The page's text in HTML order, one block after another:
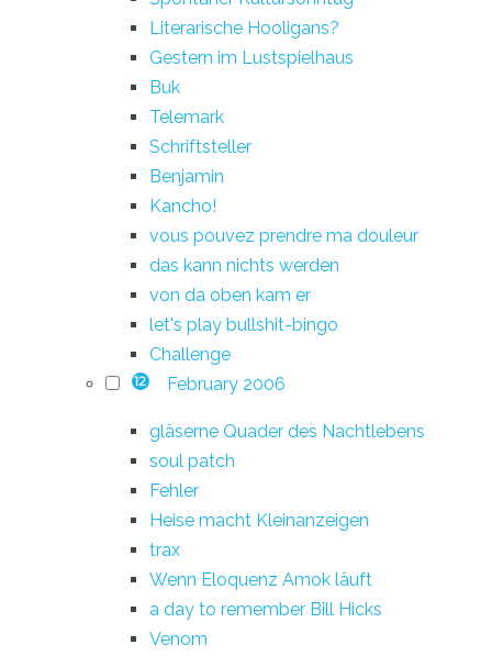
Literarische Hooligans?
Gestern im Lustspielhaus
Buk
Telemark
Schriftsteller
Benjamin
Kancho!
vous pouvez prendre ma douleur
das kann nichts werden
von da oben kam er
let's play bullshit-bingo
Challenge
12 February 2006
gläserne Quader des Nachtlebens
soul patch
Fehler
Heise macht Kleinanzeigen
trax
Wenn Eloquenz Amok läuft
a day to remember Bill Hicks
Venom